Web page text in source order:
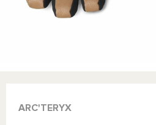
ARC'TERYX